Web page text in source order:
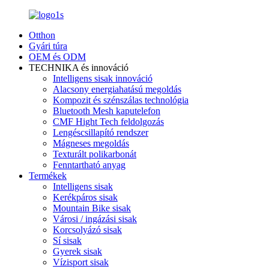
Otthon
Gyári túra
OEM és ODM
TECHNIKA és innováció
Intelligens sisak innováció
Alacsony energiahatású megoldás
Kompozit és szénszálas technológia
Bluetooth Mesh kaputelefon
CMF Hight Tech feldolgozás
Lengéscsillapító rendszer
Mágneses megoldás
Texturált polikarbonát
Fenntartható anyag
Termékek
Intelligens sisak
Kerékpáros sisak
Mountain Bike sisak
Városi / ingázási sisak
Korcsolyázó sisak
Sí sisak
Gyerek sisak
Vízisport sisak